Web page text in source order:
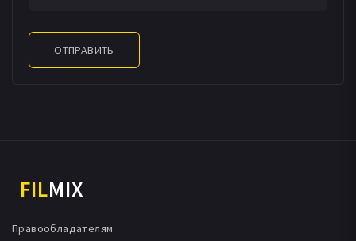
ОТПРАВИТЬ
FILMIX
Правообладателям